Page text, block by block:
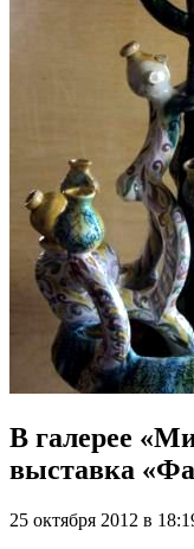
В галерее
выставка
25 октября 2012 в